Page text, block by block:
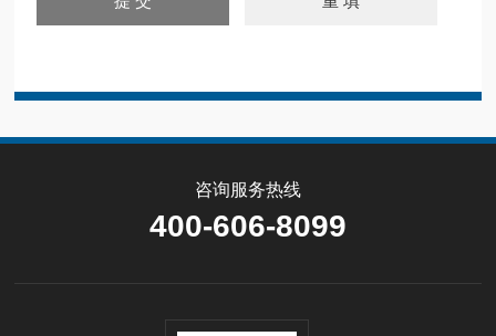
咨询服务热线
400-606-8099